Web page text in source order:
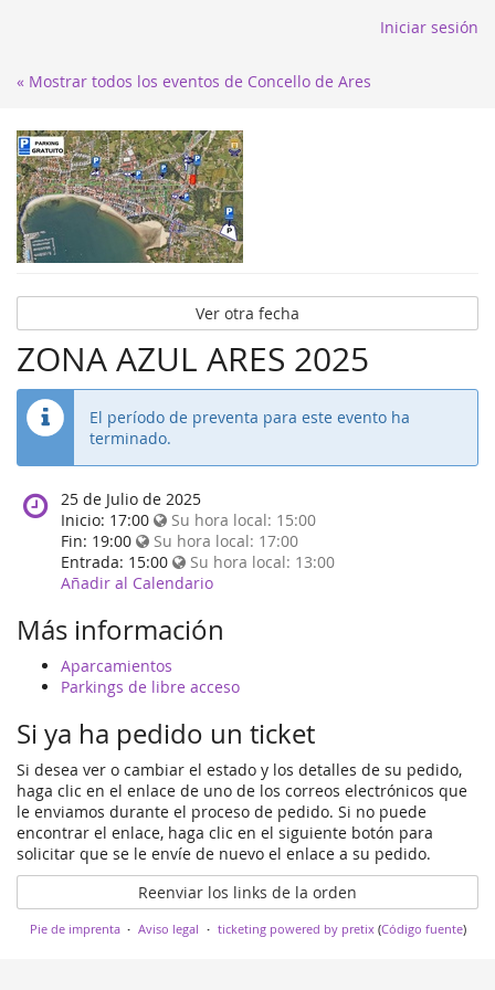
Iniciar sesión
« Mostrar todos los eventos de Concello de Ares
Ver otra fecha
ZONA AZUL ARES 2025
El período de preventa para este evento ha
terminado.
When
does
the
event
happen?
25 de Julio de 2025
Inicio: 17:00 Su hora local: 15:00
Fin: 19:00 Su hora local: 17:00
Entrada: 15:00 Su hora local: 13:00
Añadir al Calendario
Más información
Aparcamientos
Parkings de libre acceso
Si ya ha pedido un ticket
Si desea ver o cambiar el estado y los detalles de su pedido,
haga clic en el enlace de uno de los correos electrónicos que
le enviamos durante el proceso de pedido. Si no puede
encontrar el enlace, haga clic en el siguiente botón para
solicitar que se le envíe de nuevo el enlace a su pedido.
Reenviar los links de la orden
Pie de imprenta Aviso legal ticketing powered by pretix(Código fuente)